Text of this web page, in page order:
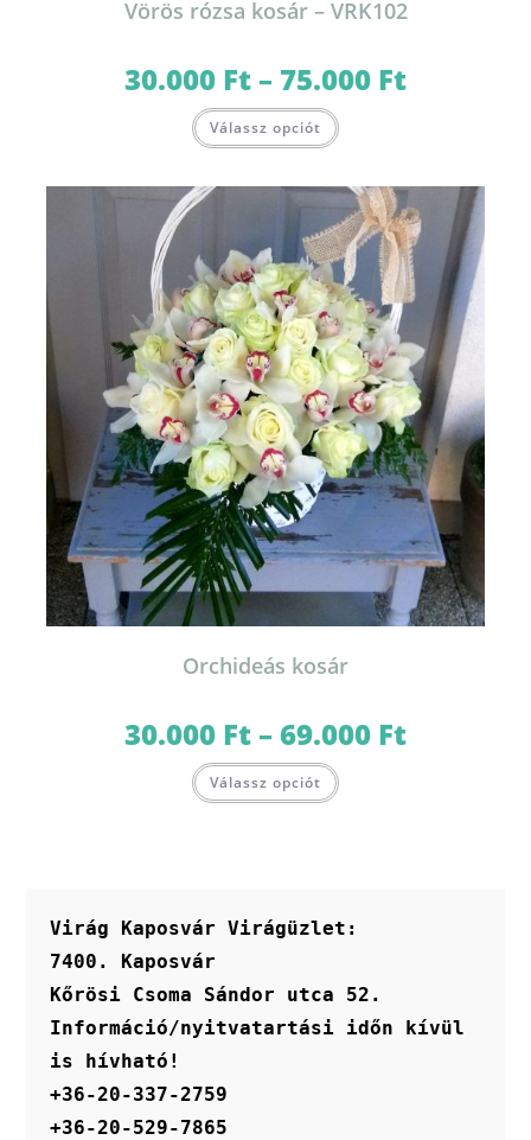
Vörös rózsa kosár – VRK102
30.000 Ft– 75.000 Ft30.000 Ft
Válassz opciót a
van.
A
változatok
a
termékoldalon
választhatók
ki
Orchideás kosár
30.000 Ft–69.000 Ft30.000 Ft
Válassz opciót a
termékoldalon
választhatók
Virág Kaposvár Virágüzlet:
7400. Kaposvár
Kőrösi Csoma Sándor utca 52.
Információ/nyitvatartási időn kívül
is hívható!
+36-20-337-2759
+36-20-529-7865